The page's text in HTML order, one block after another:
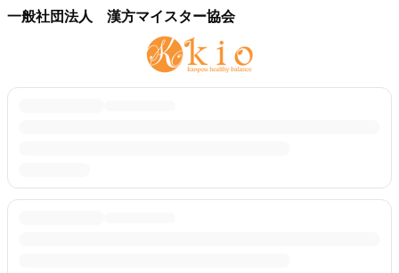
一般社団法人 漢方マイスター協会